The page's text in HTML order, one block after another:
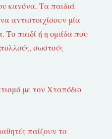
κανόνα. Τα παιδιά
αντιστοιχίσουν μία
Το παιδί ή η ομάδα που
σωστούς
με τον Χταπόδιο
παίζουν το